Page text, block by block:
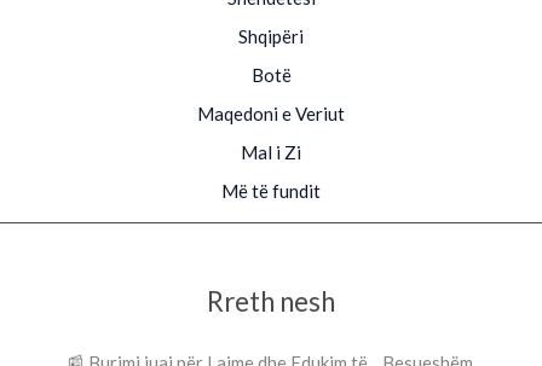
Shqipëri
Botë
Maqedoni e Veriut
Mal i Zi
Më të fundit
Rreth nesh